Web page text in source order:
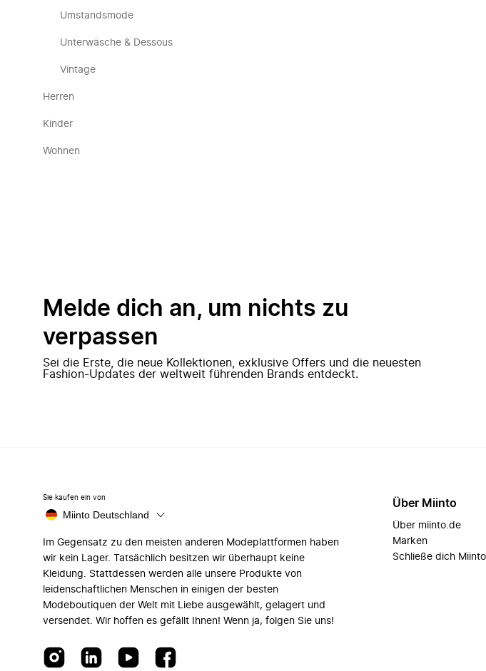
Umstandsmode
Unterwäsche & Dessous
Vintage
Herren
Kinder
Wohnen
Melde dich an, um nichts zu
verpassen
Sei die Erste, die neue Kollektionen, exklusive Offers und die neuesten
Fashion-Updates der weltweit führenden Brands entdeckt.
Sie kaufen ein von
Miinto Deutschland
Im Gegensatz zu den meisten anderen Modeplattformen haben
wir kein Lager. Tatsächlich besitzen wir überhaupt keine
Kleidung. Stattdessen werden alle unsere Produkte von
leidenschaftlichen Menschen in einigen der besten
Modeboutiquen der Welt mit Liebe ausgewählt, gelagert und
versendet. Wir hoffen es gefällt Ihnen! Wenn ja, folgen Sie uns!
Über Miinto
Über miinto.de
Marken
Schließe dich